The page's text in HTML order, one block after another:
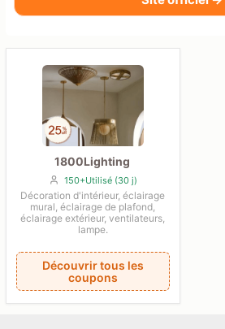
1800Lighting
150+Utilisé (30 j)
Décoration d'intérieur, éclairage
mural, éclairage de plafond,
éclairage extérieur, ventilateurs,
lampe.
Découvrir tous les
coupons